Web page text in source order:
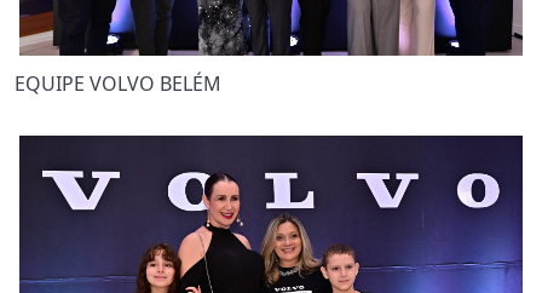
EQUIPE VOLVO BELÉM